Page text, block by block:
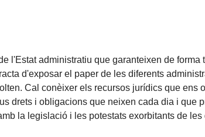
l'Estat administratiu que garanteixen de forma
d'exposar el paper de les diferents
Cal conèixer els recursos jurídics que ens
drets i obligacions que neixen cada dia i que
la legislació i les potestats exorbitants de les